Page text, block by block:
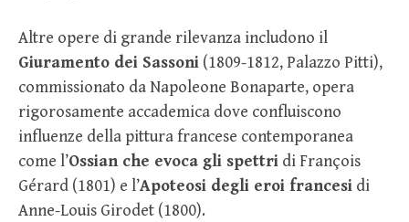
Altre opere di grande rilevanza includono il
Giuramento dei Sassoni (1809-1812, Palazzo Pitti),
commissionato da Napoleone Bonaparte, opera
rigorosamente accademica dove confluiscono
influenze della pittura francese contemporanea
come l’Ossian che evoca gli spettri di François
Gérard (1801) e l’Apoteosi degli eroi francesi di
Anne-Louis Girodet (1800).